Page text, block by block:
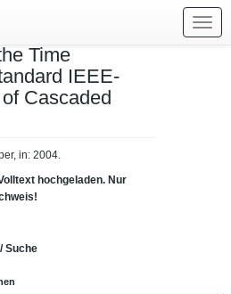
Time
IEEE-
Cascaded
in: 2004.
hochgeladen. Nur
Suche